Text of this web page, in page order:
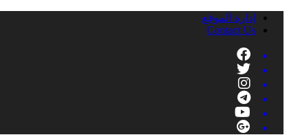
إدارة الموقع
Contact Us